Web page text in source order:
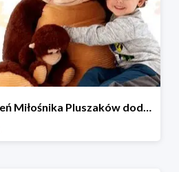
Dzień Miłośnika Pluszaków dodatkowy rabat -10%